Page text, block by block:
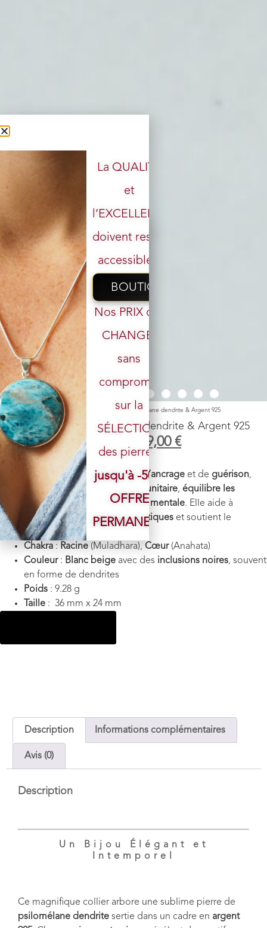
Accueil/Boutique/ Pendentif / Pendentif n°4 Psilomélane dendrite & Argent 925
Pendentif n°4 Psilomélane dendrite & Argent 925
119,00 99,00 €
Pierre
silomélane dendrite
Vertus énergétiques:Pierre d’ancrage et de guérison,
elle
renforce le système immunitaire, équilibre les
émotions, et favorise la clarté mentale. Elle aide à
éliminer les blocages énergétiques et soutient le
développement spirituel
Chakra : Racine (Muladhara), Cœur(Anahata)
Couleur: Blanc beige avec des inclusions noires, souvent
en forme de dendrites
Poids : 9.28 g
Taille : 36 mm x 24 mm
Description Informations complémentaires
Avis (0)
Description
Un Bijou Élégant et
Intemporel
Ce magnifique collier arbore une sublime pierre de
psilomélane dendrite sertie dans un cadre en argent
Votre email
La QUALITÉ
et
l’EXCELLENCE
doivent rester
accessibles.
BOUTIQUE
Nos PRIX ont
CHANGÉ,
sans
compromis
sur la
SÉLECTION
des pierres.
jusqu'à -50%
OFFRE
PERMANENTE